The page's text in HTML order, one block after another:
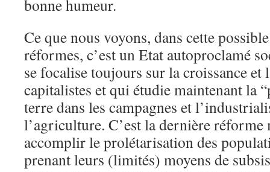
bonne humeur.
Ce que nous voyons, dans cette
réformes, c’est un Etat autoproclamé
se focalise toujours sur la croissance
capitalistes et qui étudie maintenant la
terre dans les campagnes et
l’agriculture. C’est la dernière
accomplir le prolétarisation des
prenant leurs (limités) moyens de